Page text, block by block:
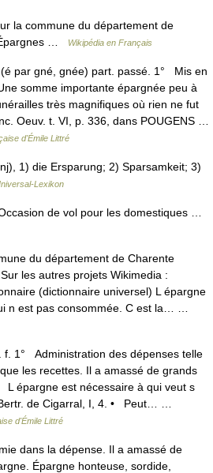
la commune du département de
…
Wikipédia en Français
par gné, gnée) part. passé. 1° Mis en
somme importante épargnée peu à
très magnifiques où rien ne fut
Oeuv. t. VI, p. 336, dans POUGENS …
d'Émile Littré
1) die Ersparung; 2) Sparsamkeit; 3)
Lexikon
de vol pour les domestiques …
du département de Charente
les autres projets Wikimedia :
(dictionnaire universel) L épargne
n est pas consommée. C est la… …
1° Administration des dépenses telle
les recettes. Il a amassé de grands
L épargne est nécessaire à qui veut s
de Cigarral, I, 4. • Peut… …
d'Émile Littré
dans la dépense. Il a amassé de
Épargne honteuse, sordide,